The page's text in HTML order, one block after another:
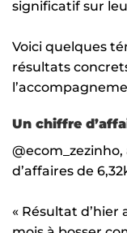
significatif sur
Voici quelques
résultats
Un chiffre
d’affaires de
« Résultat